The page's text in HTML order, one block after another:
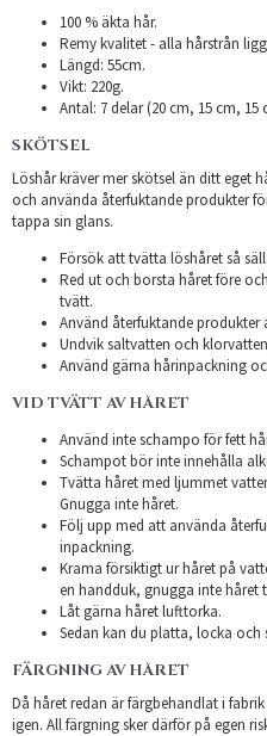
100 % äkta hår.
Remy kvalitet - alla hårstrån
Längd: 55cm.
Vikt: 220g.
Antal: 7 delar (20 cm, 15 cm,
SKÖTSEL
Löshår kräver mer skötsel än ditt eget
och använda återfuktande produkter
tappa sin glans.
Försök att tvätta löshåret så
Red ut och borsta håret före
tvätt.
Använd återfuktande produkter
Undvik saltvatten och
Använd gärna hårinpackning
VID TVÄTT AV HÅRET
Använd inte schampo för fett
Schampot bör inte innehålla
Tvätta håret med ljummet
Gnugga inte håret.
Följ upp med att använda
inpackning.
Krama försiktigt ur håret på
en handduk, gnugga inte håret
Låt gärna håret lufttorka.
Sedan kan du platta, locka och
FÄRGNING AV HÅRET
Då håret redan är färgbehandlat i
igen. All färgning sker därför på egen